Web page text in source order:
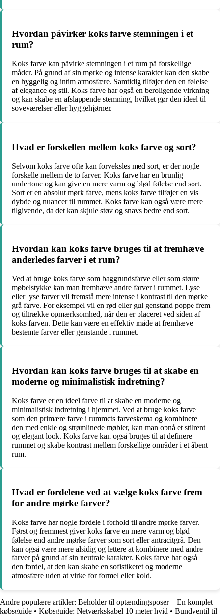
Hvordan påvirker koks farve stemningen i et
rum?
Koks farve kan påvirke stemningen i et rum på forskellige
måder. På grund af sin mørke og intense karakter kan den skabe
en hyggelig og intim atmosfære. Samtidig tilføjer den en følelse
af elegance og stil. Koks farve har også en beroligende virkning
og kan skabe en afslappende stemning, hvilket gør den ideel til
soveværelser eller hyggehjørner.
Hvad er forskellen mellem koks farve og sort?
Selvom koks farve ofte kan forveksles med sort, er der nogle
forskelle mellem de to farver. Koks farve har en brunlig
undertone og kan give en mere varm og blød følelse end sort.
Sort er en absolut mørk farve, mens koks farve tilføjer en vis
dybde og nuancer til rummet. Koks farve kan også være mere
tilgivende, da det kan skjule støv og snavs bedre end sort.
Hvordan kan koks farve bruges til at fremhæve
anderledes farver i et rum?
Ved at bruge koks farve som baggrundsfarve eller som større
møbelstykke kan man fremhæve andre farver i rummet. Lyse
eller lyse farver vil fremstå mere intense i kontrast til den mørke
grå farve. For eksempel vil en rød eller gul genstand poppe frem
og tiltrække opmærksomhed, når den er placeret ved siden af
koks farven. Dette kan være en effektiv måde at fremhæve
bestemte farver eller genstande i rummet.
Hvordan kan koks farve bruges til at skabe en
moderne og minimalistisk indretning?
Koks farve er en ideel farve til at skabe en moderne og
minimalistisk indretning i hjemmet. Ved at bruge koks farve
som den primære farve i rummets farveskema og kombinere
den med enkle og strømlinede møbler, kan man opnå et stilrent
og elegant look. Koks farve kan også bruges til at definere
rummet og skabe kontrast mellem forskellige områder i et åbent
rum.
Hvad er fordelene ved at vælge koks farve frem
for andre mørke farver?
Koks farve har nogle fordele i forhold til andre mørke farver.
Først og fremmest giver koks farve en mere varm og blød
følelse end andre mørke farver som sort eller antracitgrå. Den
kan også være mere alsidig og lettere at kombinere med andre
farver på grund af sin neutrale karakter. Koks farve har også
den fordel, at den kan skabe en sofistikeret og moderne
atmosfære uden at virke for formel eller kold.
Andre populære artikler: Beholder til optændingsposer – En komplet
købsguide • Købsguide: Netværkskabel 10 meter hvid • Bundventil til